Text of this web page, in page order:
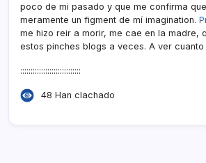
poco de mi pasado y que me confirma
meramente un figment de mí­ imagination.
me hizo reir a morir, me cae en la madre,
estos pinches blogs a veces. A ver
:::::::::::::::::::::::::::::
48 Han clachado